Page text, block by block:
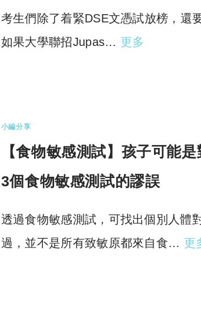
考生們除了着緊DSE文憑試放榜，還
如果大學聯招Jupas… 更多
小編分享
【食物敏感測試】孩子可能
3個食物敏感測試的謬誤
透過食物敏感測試，可找出個別人體
過，並不是所有致敏原都來自食… 更